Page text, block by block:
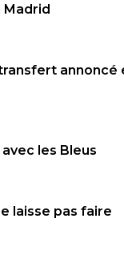
Madrid
annoncé
les Bleus
laisse pas faire